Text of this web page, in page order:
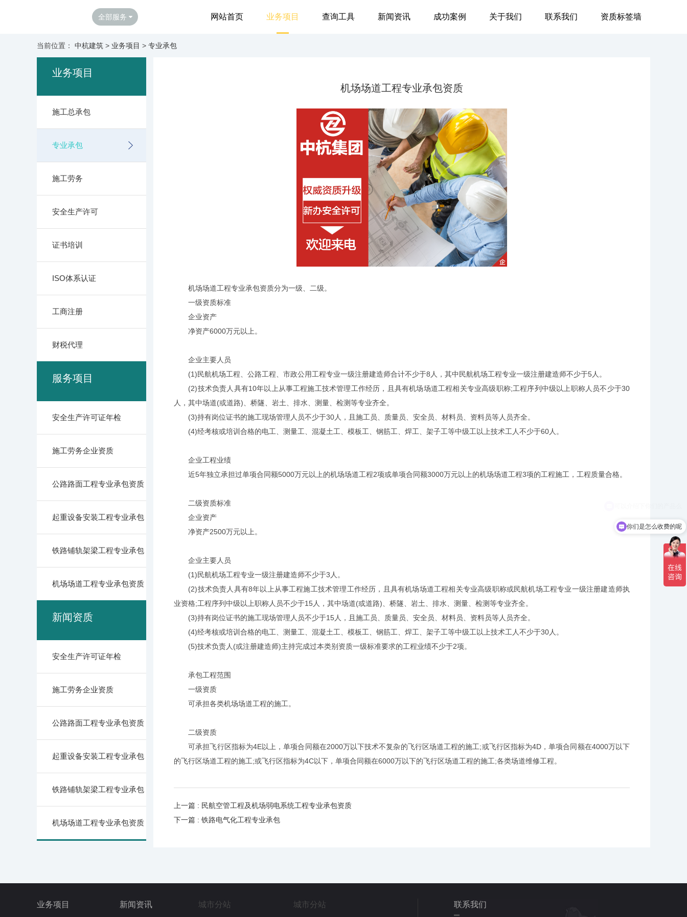
全部服务 网站首页 业务项目 查询工具 新闻资讯 成功案例 关于我们 联系我们 资质标签墙
当前位置： 中杭建筑 > 业务项目 > 专业承包
业务项目
施工总承包
专业承包
施工劳务
安全生产许可
证书培训
ISO体系认证
工商注册
财税代理
服务项目
安全生产许可证年检
施工劳务企业资质
公路路面工程专业承包资质
起重设备安装工程专业承包
铁路铺轨架梁工程专业承包
机场场道工程专业承包资质
新闻资质
安全生产许可证年检
施工劳务企业资质
公路路面工程专业承包资质
起重设备安装工程专业承包
铁路铺轨架梁工程专业承包
机场场道工程专业承包资质
机场场道工程专业承包资质
机场场道工程专业承包资质分为一级、二级。
一级资质标准
企业资产
净资产6000万元以上。
企业主要人员
(1)民航机场工程、公路工程、市政公用工程专业一级注册建造师合计不少于8人，其中民航机场工程专业一级注册建造师不少于5人。
(2)技术负责人具有10年以上从事工程施工技术管理工作经历，且具有机场场道工程相关专业高级职称;工程序列中级以上职称人员不少于30
人，其中场道(或道路)、桥隧、岩土、排水、测量、检测等专业齐全。
(3)持有岗位证书的施工现场管理人员不少于30人，且施工员、质量员、安全员、材料员、资料员等人员齐全。
(4)经考核或培训合格的电工、测量工、混凝土工、模板工、钢筋工、焊工、架子工等中级工以上技术工人不少于60人。
企业工程业绩
近5年独立承担过单项合同额5000万元以上的机场场道工程2项或单项合同额3000万元以上的机场场道工程3项的工程施工，工程质量合格。
二级资质标准
企业资产
净资产2500万元以上。
企业主要人员
(1)民航机场工程专业一级注册建造师不少于3人。
(2)技术负责人具有8年以上从事工程施工技术管理工作经历，且具有机场场道工程相关专业高级职称或民航机场工程专业一级注册建造师执
业资格;工程序列中级以上职称人员不少于15人，其中场道(或道路)、桥隧、岩土、排水、测量、检测等专业齐全。
(3)持有岗位证书的施工现场管理人员不少于15人，且施工员、质量员、安全员、材料员、资料员等人员齐全。
(4)经考核或培训合格的电工、测量工、混凝土工、模板工、钢筋工、焊工、架子工等中级工以上技术工人不少于30人。
(5)技术负责人(或注册建造师)主持完成过本类别资质一级标准要求的工程业绩不少于2项。
承包工程范围
一级资质
可承担各类机场场道工程的施工。
二级资质
可承担飞行区指标为4E以上，单项合同额在2000万以下技术不复杂的飞行区场道工程的施工;或飞行区指标为4D，单项合同额在4000万以下
的飞行区场道工程的施工;或飞行区指标为4C以下，单项合同额在6000万以下的飞行区场道工程的施工;各类场道维修工程。
上一篇 : 民航空管工程及机场弱电系统工程专业承包资质
下一篇 : 铁路电气化工程专业承包
业务项目 新闻资讯 城市分站 城市分站 联系我们
你们是怎么收费的呢